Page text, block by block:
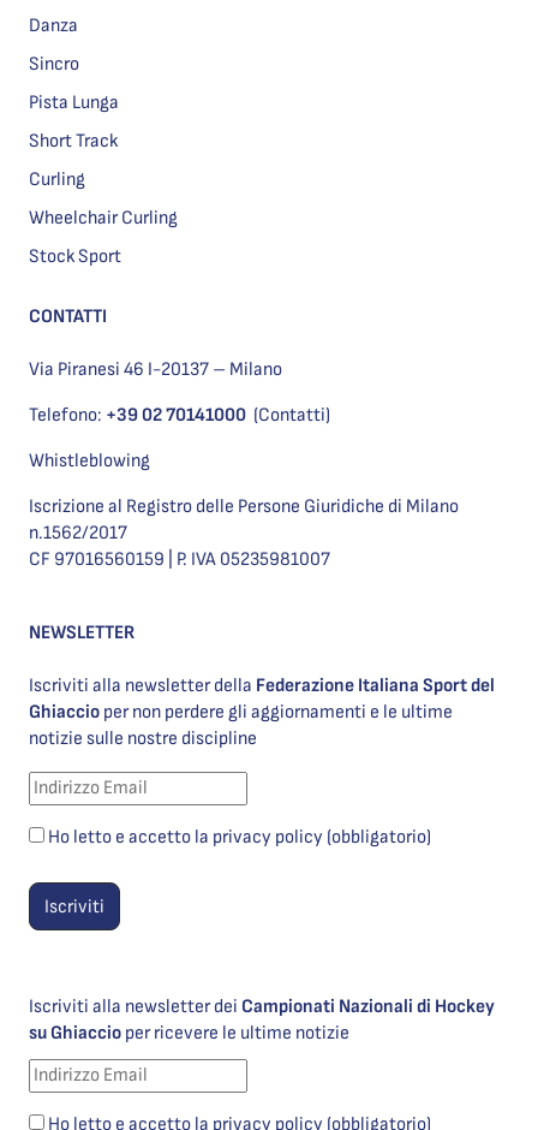
Danza
Sincro
Pista Lunga
Short Track
Curling
Wheelchair Curling
Stock Sport
CONTATTI
Via Piranesi 46 I-20137 – Milano
Telefono: +39 02 70141000 (Contatti)
Whistleblowing
Iscrizione al Registro delle Persone Giuridiche di Milano
n.1562/2017
CF 97016560159 | P. IVA 05235981007
NEWSLETTER
Iscriviti alla newsletter della Federazione Italiana Sport del
Ghiaccio per non perdere gli aggiornamenti e le ultime
notizie sulle nostre discipline
Ho letto e accetto la privacy policy (obbligatorio)
Iscriviti alla newsletter dei Campionati Nazionali di Hockey
su Ghiaccio per ricevere le ultime notizie
Ho letto e accetto la privacy policy (obbligatorio)